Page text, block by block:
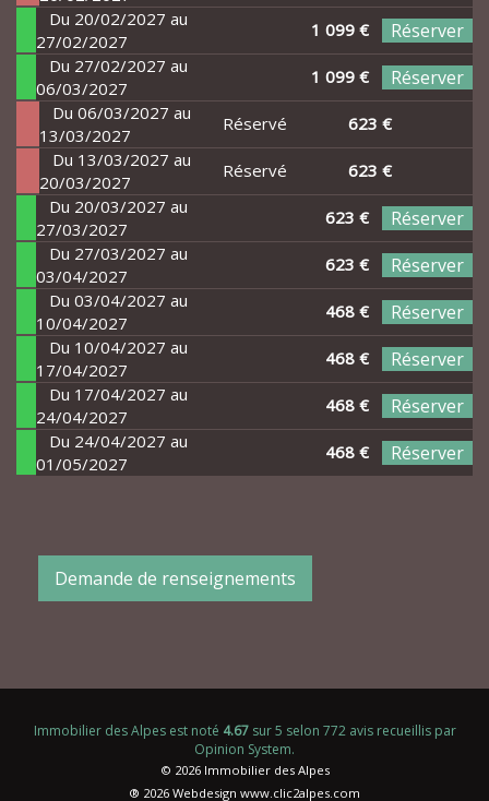
Du 20/02/2027 au
27/02/2027
1 099 € Réserver
Du 27/02/2027 au
06/03/2027
1 099 € Réserver
Du 06/03/2027 au
13/03/2027
Réservé
623 €
Du 13/03/2027 au
20/03/2027
Réservé
623 €
Du 20/03/2027 au
27/03/2027
623 € Réserver
Du 27/03/2027 au
03/04/2027
623 € Réserver
Du 03/04/2027 au
10/04/2027
468 € Réserver
Du 10/04/2027 au
17/04/2027
468 € Réserver
Du 17/04/2027 au
24/04/2027
468 € Réserver
Du 24/04/2027 au
01/05/2027
468 € Réserver
Demande de renseignements
Immobilier des Alpesest noté 4.67sur5 selon 772avis recueillis par
Opinion System.
© 2026 Immobilier des Alpes
® 2026 Webdesign www.clic2alpes.com